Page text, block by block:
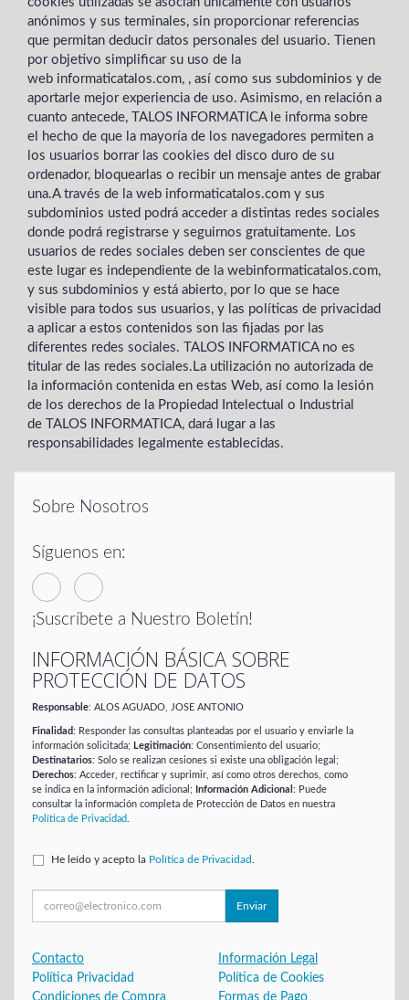
anónimos y sus terminales, sin proporcionar referencias
que permitan deducir datos personales del usuario. Tienen
por objetivo simplificar su uso de la
web informaticatalos.com, , así como sus subdominios y de
aportarle mejor experiencia de uso. Asimismo, en relación a
cuanto antecede, TALOS INFORMATICA le informa sobre
el hecho de que la mayoría de los navegadores permiten a
los usuarios borrar las cookies del disco duro de su
ordenador, bloquearlas o recibir un mensaje antes de grabar
una.A través de la web informaticatalos.com y sus
subdominios usted podrá acceder a distintas redes sociales
donde podrá registrarse y seguirnos gratuitamente. Los
usuarios de redes sociales deben ser conscientes de que
este lugar es independiente de la webinformaticatalos.com,
y sus subdominios y está abierto, por lo que se hace
visible para todos sus usuarios, y las políticas de privacidad
a aplicar a estos contenidos son las fijadas por las
diferentes redes sociales. TALOS INFORMATICA no es
titular de las redes sociales.La utilización no autorizada de
la información contenida en estas Web, así como la lesión
de los derechos de la Propiedad Intelectual o Industrial
de TALOS INFORMATICA, dará lugar a las
responsabilidades legalmente establecidas.
Sobre Nosotros
Síguenos en:
¡Suscríbete a Nuestro Boletín!
INFORMACIÓN BÁSICA SOBRE
PROTECCIÓN DE DATOS
Responsable: ALOS AGUADO, JOSE ANTONIO
Finalidad: Responder las consultas planteadas por el usuario y enviarle la
información solicitada; Legitimación: Consentimiento del usuario;
Destinatarios: Solo se realizan cesiones si existe una obligación legal;
Derechos: Acceder, rectificar y suprimir, así como otros derechos, como
se indica en la información adicional;
Información Adicional : Puede
consultar la información completa de Protección de Datos en nuestra
Política de Privacidad
He leído y acepto la Política de Privacidad
Enviar
Contacto
Información Legal
Política Privacidad
Política de Cookies
Condiciones de Compra
Formas de Pago